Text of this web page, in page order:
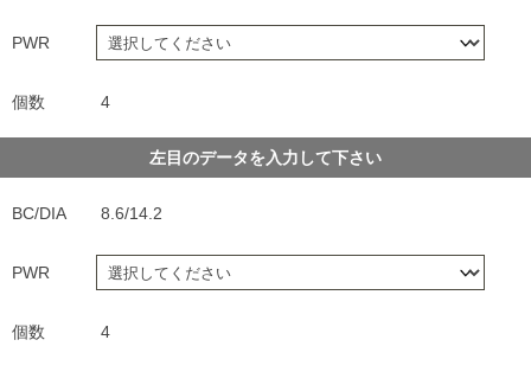
PWR
個数 4
左目のデータを入力して下さい
BC/DIA 8.6/14.2
PWR
個数 4